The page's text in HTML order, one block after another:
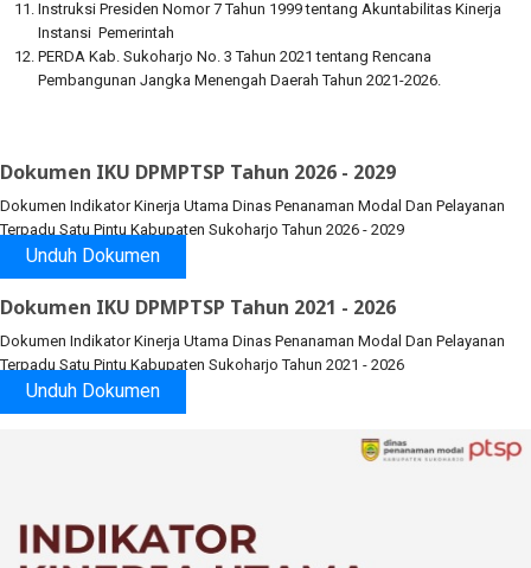
Instruksi Presiden Nomor 7 Tahun 1999 tentang Akuntabilitas Kinerja
Instansi Pemerintah
PERDA Kab. Sukoharjo No. 3 Tahun 2021 tentang Rencana
Pembangunan Jangka Menengah Daerah Tahun 2021-2026.
Dokumen IKU DPMPTSP Tahun 2026 - 2029
Dokumen Indikator Kinerja Utama Dinas Penanaman Modal Dan Pelayanan
Terpadu Satu Pintu Kabupaten Sukoharjo Tahun 2026 - 2029
Unduh Dokumen
Dokumen IKU DPMPTSP Tahun 2021 - 2026
Dokumen Indikator Kinerja Utama Dinas Penanaman Modal Dan Pelayanan
Terpadu Satu Pintu Kabupaten Sukoharjo Tahun 2021 - 2026
Unduh Dokumen